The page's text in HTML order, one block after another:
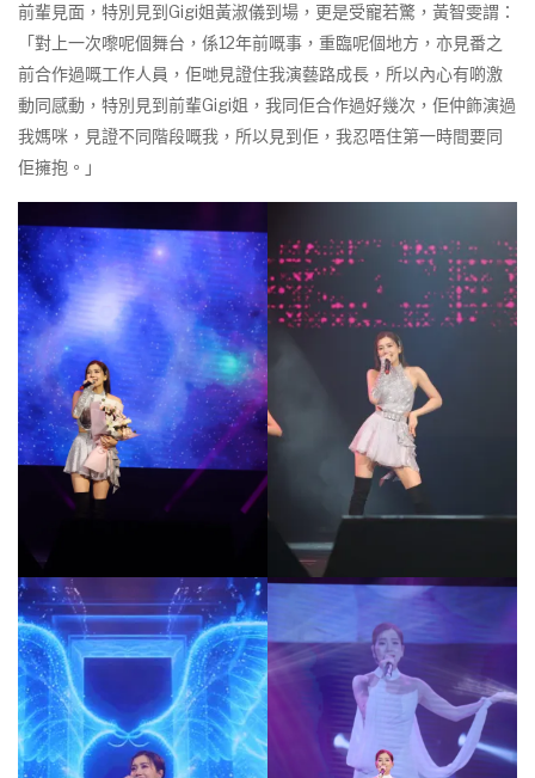
前輩見面，特別見到Gigi姐黃淑儀到場，更是受寵若驚，黃智雯謂：
「對上一次嚟呢個舞台，係12年前嘅事，重臨呢個地方，亦見番之
前合作過嘅工作人員，佢哋見證住我演藝路成長，所以內心有啲激
動同感動，特別見到前輩Gigi姐，我同佢合作過好幾次，佢仲飾演過
我媽咪，見證不同階段嘅我，所以見到佢，我忍唔住第一時間要同
佢擁抱。」